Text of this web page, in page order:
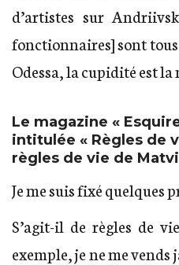
d’artistes sur
fonctionnaires] sont
Odessa, la cupidité est la
Le magazine «
intitulée « Règles de
règles de vie de
Je me suis fixé quelques
S’agit-il de règles de
exemple, je ne me vends